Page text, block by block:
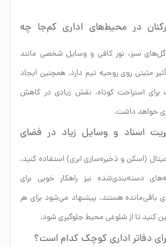
در محیط‌های اداری کم‌جا چه
سبز، نور کافی و وسایل شخصی مانند
مثبتی روی روحیه تیم دارد. همچنین ایجاد
استراحت کوتاه، نقش زیادی در کاهش
خواهد داشت.
اسناد و وسایل زیاد در فضای
(اسکن و ذخیره‌سازی ابری) استفاده کنید.
دسته‌بندی‌شده نیز راهکار خوبی برای
باقی‌مانده هستند. پیشنهاد می‌شود برای هر
کنید تا از شلوغی محیط جلوگیری شود.
دفاتر اداری کوچک کدام است؟